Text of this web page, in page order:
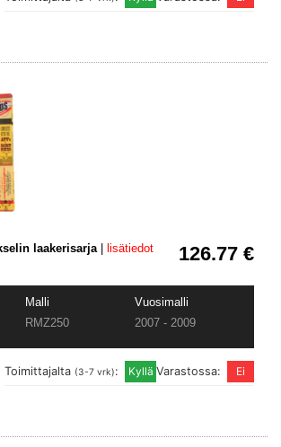
126.77 €
laakerisarja | lisätiedot
Malli
Vuosimalli
RMZ250 2007 - 2009
Varastossa:
Toimittajalta (3-7 vrk):